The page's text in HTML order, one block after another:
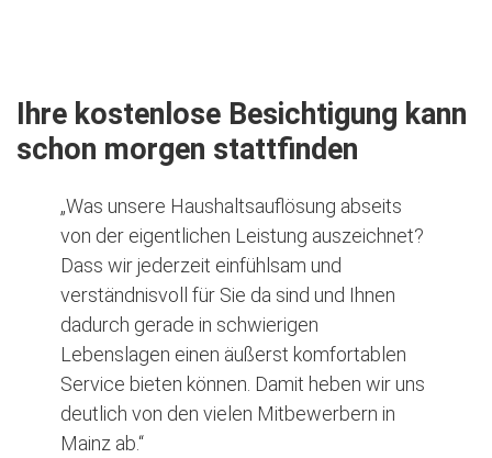
Ihre kostenlose Besichtigung kann
schon morgen stattfinden
„Was unsere Haushaltsauflösung abseits
von der eigentlichen Leistung auszeichnet?
Dass wir jederzeit einfühlsam und
verständnisvoll für Sie da sind und Ihnen
dadurch gerade in schwierigen
Lebenslagen einen äußerst komfortablen
Service bieten können. Damit heben wir uns
deutlich von den vielen Mitbewerbern in
Mainz ab.“